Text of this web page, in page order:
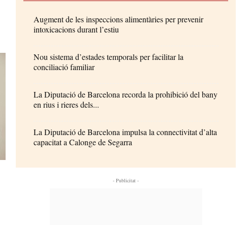
Augment de les inspeccions alimentàries per prevenir
intoxicacions durant l’estiu
Nou sistema d’estades temporals per facilitar la
conciliació familiar
La Diputació de Barcelona recorda la prohibició del bany
en rius i rieres dels...
La Diputació de Barcelona impulsa la connectivitat d’alta
capacitat a Calonge de Segarra
- Publicitat -